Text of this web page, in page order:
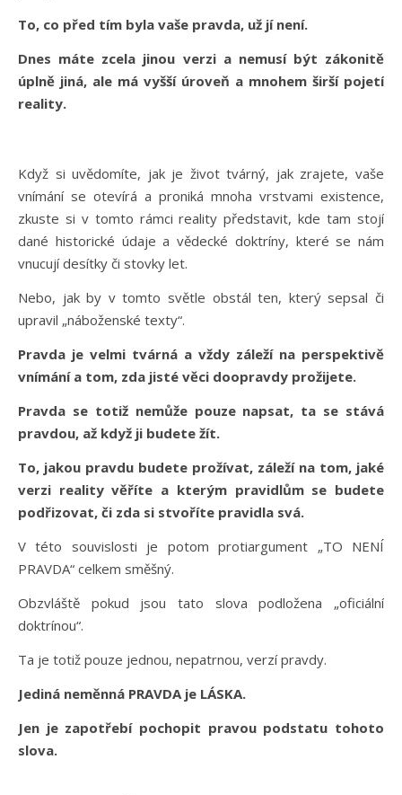
To, co před tím byla vaše pravda, už jí není.
Dnes máte zcela jinou verzi a nemusí být zákonitě
úplně jiná, ale má vyšší úroveň a mnohem širší pojetí
reality.
Když si uvědomíte, jak je život tvárný, jak zrajete, vaše
vnímání se otevírá a proniká mnoha vrstvami existence,
zkuste si v tomto rámci reality představit, kde tam stojí
dané historické údaje a vědecké doktríny, které se nám
vnucují desítky či stovky let.
Nebo, jak by v tomto světle obstál ten, který sepsal či
upravil „náboženské texty“.
Pravda je velmi tvárná a vždy záleží na perspektivě
vnímání a tom, zda jisté věci doopravdy prožijete.
Pravda se totiž nemůže pouze napsat, ta se stává
pravdou, až když ji budete žít.
To, jakou pravdu budete prožívat, záleží na tom, jaké
verzi reality věříte a kterým pravidlům se budete
podřizovat, či zda si stvoříte pravidla svá.
V této souvislosti je potom protiargument „TO NENÍ
PRAVDA“ celkem směšný.
Obzvláště pokud jsou tato slova podložena „oficiální
doktrínou“.
Ta je totiž pouze jednou, nepatrnou, verzí pravdy.
Jediná neměnná PRAVDA je LÁSKA.
Jen je zapotřebí pochopit pravou podstatu tohoto
slova.